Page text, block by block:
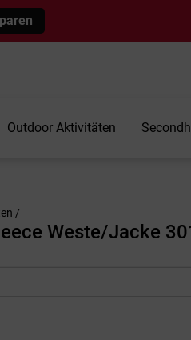
Outdoor Aktivitäten
/
Weste/Jacke